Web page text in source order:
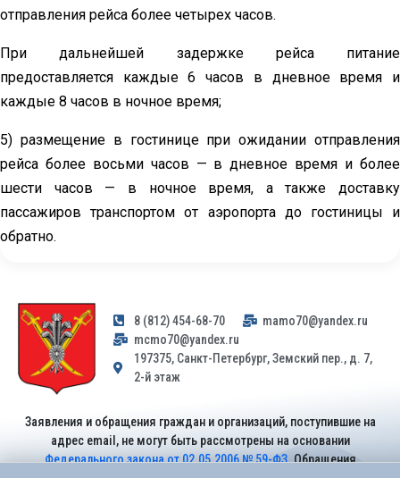
отправления рейса более четырех часов.
При дальнейшей задержке рейса питание
предоставляется каждые 6 часов в дневное время и
каждые 8 часов в ночное время;
5) размещение в гостинице при ожидании отправления
рейса более восьми часов — в дневное время и более
шести часов — в ночное время, а также доставку
пассажиров транспортом от аэропорта до гостиницы и
обратно.
8 (812) 454-68-70
mamo70@yandex.ru
mcmo70@yandex.ru
197375, Санкт-Петербург, Земский пер., д. 7,
2-й этаж
Заявления и обращения граждан и организаций, поступившие на
адрес email, не могут быть рассмотрены на основании
Федерального закона от 02.05.2006 № 59-ФЗ. Обращения